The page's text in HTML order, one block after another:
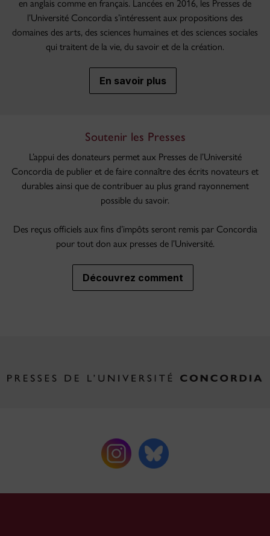
en anglais comme en français. Lancées en 2016, les Presses de
l’Université Concordia s’intéressent aux propositions des
domaines des arts, des sciences humaines et des sciences sociales
qui traitent de la vie, du savoir et de la création.
En savoir plus
Soutenir les Presses
L’appui des donateurs permet aux Presses de l’Université
Concordia de publier et de faire connaître des écrits novateurs et
durables ainsi que de contribuer au plus grand rayonnement
possible du savoir.
Des reçus officiels aux fins d’impôts seront remis par Concordia
pour tout don aux presses de l’Université.
Découvrez comment